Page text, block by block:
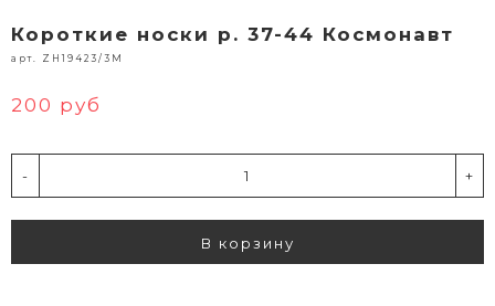
Короткие носки р. 37-44 Космонавт
арт. ZH19423/3M
200 руб
- +
В корзину